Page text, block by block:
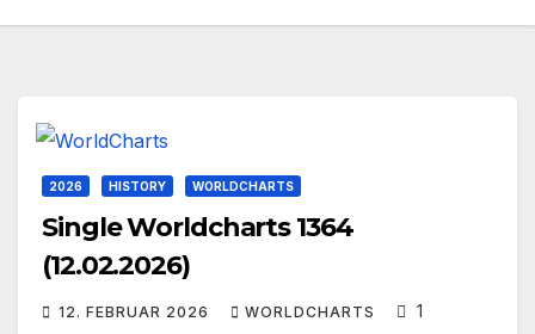
2026 HISTORY WORLDCHARTS
Single Worldcharts 1364
(12.02.2026)
12. FEBRUAR 2026 WORLDCHARTS 1